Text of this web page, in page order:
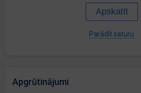
Apskatīt
Parādīt saturu
Apgrūtinājumi